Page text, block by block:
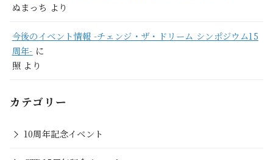
ぬまっち より
今後のイベント情報 -チェンジ・ザ・ドリーム シンポジウム15
周年- に
照 より
カテゴリー
10周年記念イベント